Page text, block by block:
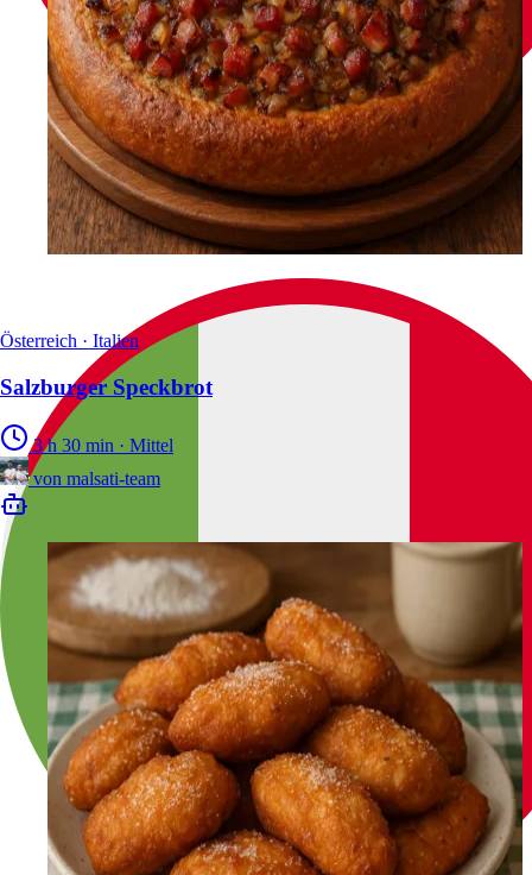
Österreich · Italien
Salzburger Speckbrot
3 h 30 min · Mittel
von malsati-team